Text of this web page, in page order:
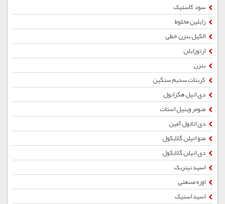
سود کاستیک
زایلین مخلوط
الکیل بنزن خطی
ارتوزایلن
بنزن
کربنات سدیم سنگین
دی اتیل هگزانول
منومر وینیل استات
دی اتانول آمین
منو اتیلن گلایکول
دی اتیلن گلایکول
اسید نیتریک
اوره صنعتی
اسید استیک